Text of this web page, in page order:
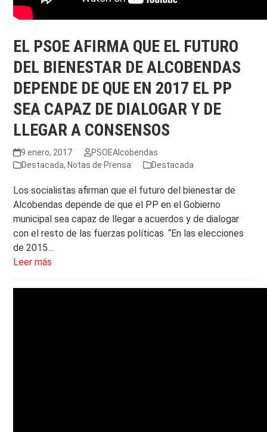
EL PSOE AFIRMA QUE EL FUTURO
DEL BIENESTAR DE ALCOBENDAS
DEPENDE DE QUE EN 2017 EL PP
SEA CAPAZ DE DIALOGAR Y DE
LLEGAR A CONSENSOS
9 enero, 2017
PSOEAlcobendas
Destacada, Notas de Prensa Destacada
Los socialistas afirman que el futuro del bienestar de
Alcobendas depende de que el PP en el Gobierno
municipal sea capaz de llegar a acuerdos y de dialogar
con el resto de las fuerzas políticas. “En las elecciones
de 2015…
Leer más